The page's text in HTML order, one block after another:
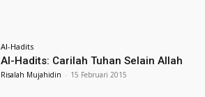
Al-Hadits
Al-Hadits: Carilah Tuhan Selain Allah
Risalah Mujahidin - 15 Februari 2015